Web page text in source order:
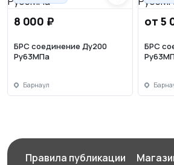
8 000 ₽
БРС соединение Ду200
Ру63МПа
Барнаул
от 5
БРС
Правила публикации